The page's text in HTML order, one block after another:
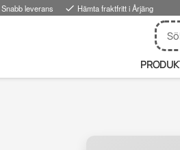
Snabb leverans done Hämta fraktfritt i Årjäng